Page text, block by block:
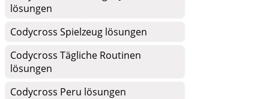
lösungen
Codycross Spielzeug lösungen
Codycross Tägliche Routinen
lösungen
Codycross Peru lösungen